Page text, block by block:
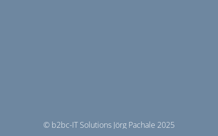
© b2bc-IT Solutions Jörg Pachale 2025